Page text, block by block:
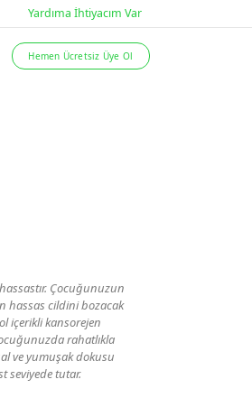
Çocuğunuzun
hassas cildini bozacak
içerikli kansorejen
rahatlıkla
ve yumuşak dokusu
seviyede tutar.